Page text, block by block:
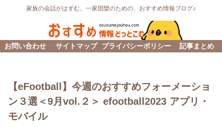
家族の会話がはずむ、一家団欒のための、おすすめ情報ブログ♪
お問い合わせ サイトマップ プライバシーポリシー 記事まとめ
【eFootball】今週のおすすめフォーメーショ
ン３選＜9月vol.２＞ efootball2023 アプリ・
モバイル